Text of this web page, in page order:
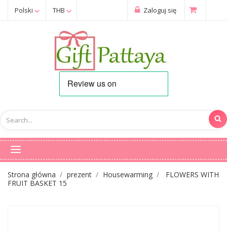
Polski THB Zaloguj się
Strona główna prezent Housewarming
FLOWERS WITH
FRUIT BASKET 15